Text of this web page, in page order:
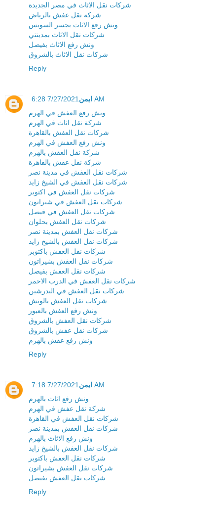
شركات نقل الاثاث في مصر الجديدة
شركة نقل عفش بالرياض
ونش رفع الاثاث بجسر السويس
شركات نقل الاثاث بمدينتي
ونش رفع الاثاث بفيصل
شركات نقل الاثاث بالشروق
Reply
ايمن 7/27/2021 6:28 AM
ونش رفع العفش في الهرم
شركة نقل اثاث في الهرم
شركات نقل العفش بالقاهرة
ونش رفع العفش في الهرم
شركة نقل العفش بالهرم
شركة نقل عفش بالقاهرة
شركات نقل العفش في مدينة نصر
شركات نقل العفش في الشيخ زايد
شركات نقل العفش في اكتوبر
شركات نقل العفش في شيراتون
شركات نقل العفش في فيصل
شركات نقل العفش بحلوان
شركات نقل العفش بمدينة نصر
شركات نقل العفش بالشيخ زايد
شركات نقل العفش باكتوبر
شركات نقل العفش بشيراتون
شركات نقل العفش بفيصل
شركات نقل العفش في الدرب الاحمر
شركات نقل العفش في البدرشين
شركات نقل العفش بالونش
ونش رفع العفش بالعبور
شركات نقل العفش بالشروق
شركات نقل عفش بالشروق
ونش رفع عفش بالهرم
Reply
ايمن 7/27/2021 7:18 AM
ونش رفع اثاث بالهرم
شركة نقل عفش في الهرم
شركات نقل العفش في القاهرة
شركات نقل العفش بمدينة نصر
ونش رفع الاثاث بالهرم
شركات نقل العفش بالشيخ زايد
شركات نقل العفش باكتوبر
شركات نقل العفش بشيراتون
شركات نقل العفش بفيصل
Reply